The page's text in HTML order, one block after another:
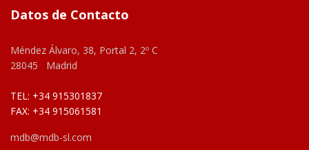
Datos de Contacto
Méndez Álvaro, 38, Portal 2, 2º C
28045 Madrid
TEL: +34 915301837
FAX: +34 915061581
mdb@mdb-sl.com